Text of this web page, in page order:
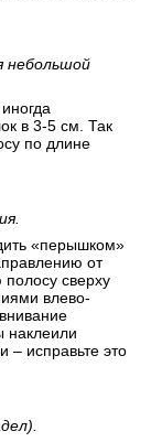
небольшой
в 3-5 см. Так
по длине
«перышком»
от
сверху
влево-
наклеили
– исправьте это